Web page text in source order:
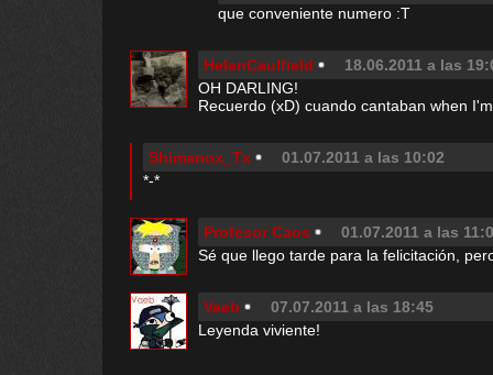
que conveniente numero :T
HelenCaulfield
18.06.2011 a las
OH DARLING!
Recuerdo (xD) cuando cantaban when
Shimanox_Tx
01.07.2011 a las 10:02
*-*
Profesor Caos
01.07.2011 a las
Sé que llego tarde para la felicitación,
Vaeb
07.07.2011 a las 18:45
Leyenda viviente!